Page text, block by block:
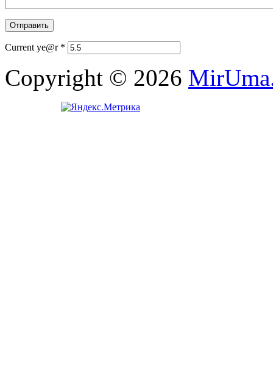
Current ye@r *
Copyright © 2026